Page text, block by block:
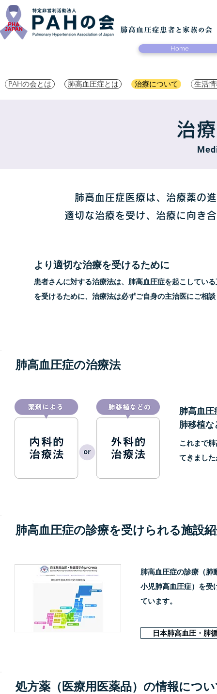
Home
PAHの会とは 肺高血圧症とは 治療について 生活
治
肺高血圧症医療は、治療薬の
適切な治療を受け、治療に向き
より適切な治療を受けるために
患者さんに対する治療法は、肺高血圧症を起こしてい
を受けるために、治療法は必ずご自身の主治医にご相
肺高血圧症の治療法
肺高血圧
肺移植な
これまで
てきまし
肺高血圧症の診療を受けられる施設
肺高血圧症の診療（肺
小児肺高血圧症）を受
ています。
日本肺高血圧・肺
処方薬（医療用医薬品）の情報につ